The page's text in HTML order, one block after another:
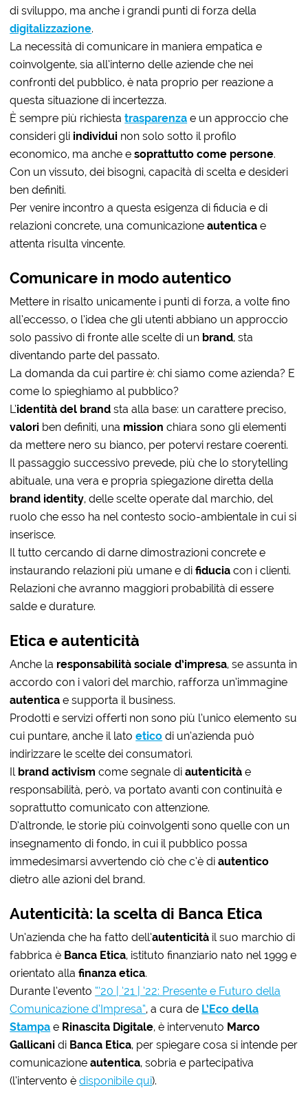
di sviluppo, ma anche i grandi punti di forza della
digitalizzazione.
La necessità di comunicare in maniera empatica e
coinvolgente, sia all’interno delle aziende che nei
confronti del pubblico, è nata proprio per reazione a
questa situazione di incertezza.
È sempre più richiestatrasparenza e un approccio che
consideri gli individui non solo sotto il profilo
economico, ma anche esoprattutto come persone.
Con un vissuto, dei bisogni, capacità di scelta e desideri
ben definiti.
Per venire incontro a questa esigenza di fiducia e di
relazioni concrete, una comunicazioneautentica e
attenta risulta vincente.
Comunicare in modo autentico
Mettere in risalto unicamente i punti di forza, a volte fino
all’eccesso, o l’idea che gli utenti abbiano un approccio
solo passivo di fronte alle scelte di un brand, sta
diventando parte del passato.
La domanda da cui partire è: chi siamo come azienda? E
come lo spieghiamo al pubblico?
L’identità del brand sta alla base: un carattere preciso,
valori ben definiti, una mission chiara sono gli elementi
da mettere nero su bianco, per potervi restare coerenti.
Il passaggio successivo prevede, più che lo storytelling
abituale, una vera e propria spiegazione diretta della
brand identity, delle scelte operate dal marchio, del
ruolo che esso ha nel contesto socio-ambientale in cui si
inserisce.
Il tutto cercando di darne dimostrazioni concrete e
instaurando relazioni più umane e difiducia con i clienti.
Relazioni che avranno maggiori probabilità di essere
salde e durature.
Etica e autenticità
Anche la responsabilità sociale d’impresa, se assunta in
accordo con i valori del marchio, rafforza un’immagine
autentica e supporta il business.
Prodotti e servizi offerti non sono più l’unico elemento su
cui puntare, anche il latoetico di un’azienda può
indirizzare le scelte dei consumatori.
Il brand activism come segnale diautenticità e
responsabilità, però, va portato avanti con continuità e
soprattutto comunicato con attenzione.
D’altronde, le storie più coinvolgenti sono quelle con un
insegnamento di fondo, in cui il pubblico possa
immedesimarsi avvertendo ciò che c’è diautentico
dietro alle azioni del brand.
Autenticità: la scelta di Banca Etica
Un’azienda che ha fatto dell’autenticità il suo marchio di
fabbrica è Banca Etica, istituto finanziario nato nel 1999 e
orientato allafinanza etica.
Durante l’evento “’20 | ’21 | ’22: Presente e Futuro della
Comunicazione d’Impresa“, a cura de L’Eco della
Stampa e Rinascita Digitale, è intervenuto Marco
Gallicani di Banca Etica, per spiegare cosa si intende per
comunicazioneautentica, sobria e partecipativa
(l’intervento èdisponibile qui).